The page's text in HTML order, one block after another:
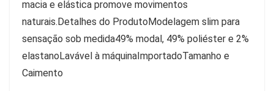
macia e elástica promove movimentos
naturais.Detalhes do ProdutoModelagem slim para
sensação sob medida49% modal, 49% poliéster e 2%
elastanoLavável à máquinaImportadoTamanho e
Caimento